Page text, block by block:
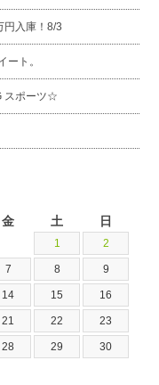
円入庫！8/3
ート。
スポーツ☆
金 土 日
1 2
7 8 9
14 15 16
21 22 23
28 29 30